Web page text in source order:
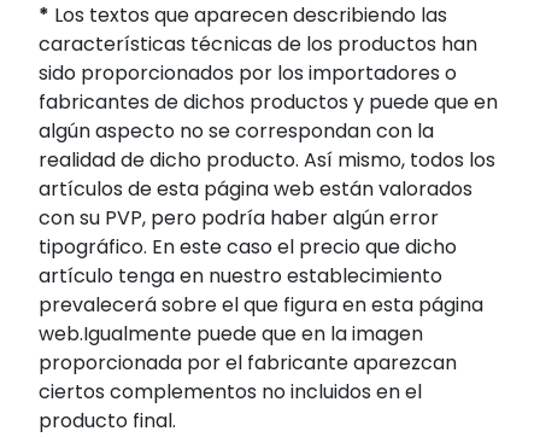
* Los textos que aparecen describiendo las
características técnicas de los productos han
sido proporcionados por los importadores o
fabricantes de dichos productos y puede que en
algún aspecto no se correspondan con la
realidad de dicho producto. Así mismo, todos los
artículos de esta página web están valorados
con su PVP, pero podría haber algún error
tipográfico. En este caso el precio que dicho
artículo tenga en nuestro establecimiento
prevalecerá sobre el que figura en esta página
web.Igualmente puede que en la imagen
proporcionada por el fabricante aparezcan
ciertos complementos no incluidos en el
producto final.